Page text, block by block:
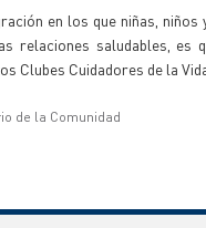
en los que niñas,
relaciones saludables,
Clubes Cuidadores de la
de la Comunidad